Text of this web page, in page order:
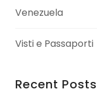
Venezuela
Visti e Passaporti
Recent Posts